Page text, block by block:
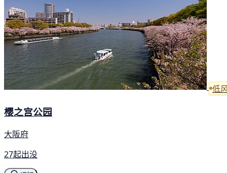
低
樱之宫公园
大阪府
27起出没